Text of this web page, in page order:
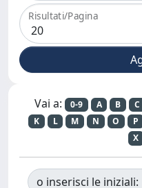
Risultati/Pagina
Vai a: 0-9 A B C
K
L M N O P
X
o inserisci le iniziali: